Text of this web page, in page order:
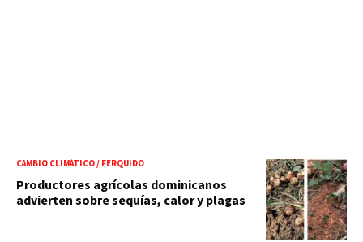
CAMBIO CLIMÁTICO / FERQUIDO
Productores agrícolas dominicanos
advierten sobre sequías, calor y plagas